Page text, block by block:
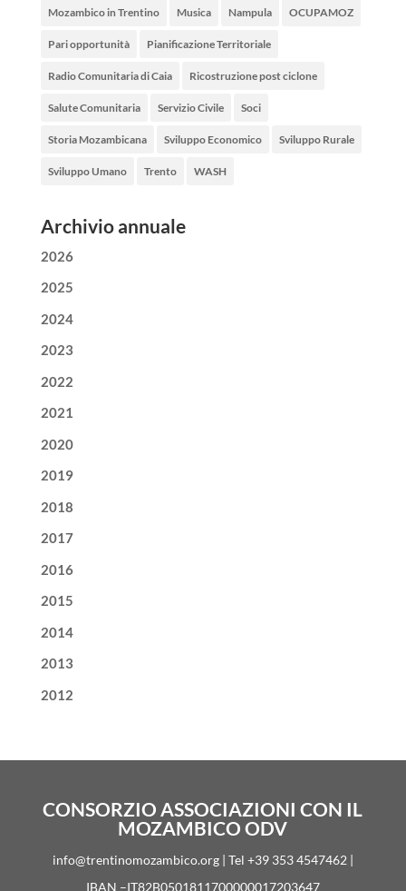
Mozambico in Trentino Musica Nampula OCUPAMOZ
Pari opportunità Pianificazione Territoriale
Radio Comunitaria di Caia Ricostruzione post ciclone
Salute Comunitaria Servizio Civile Soci
Storia Mozambicana Sviluppo Economico Sviluppo Rurale
Sviluppo Umano Trento WASH
Archivio annuale
2026
2025
2024
2023
2022
2021
2020
2019
2018
2017
2016
2015
2014
2013
2012
CONSORZIO ASSOCIAZIONI CON IL
MOZAMBICO ODV
info@trentinomozambico.org | Tel +39 353 4547462 |
IBAN –IT82B0501811700000017203647